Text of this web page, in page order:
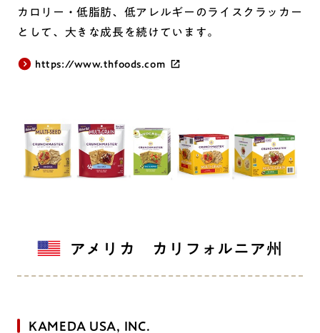
カロリー・低脂肪、低アレルギーのライスクラッカー
として、大きな成長を続けています。
https://www.thfoods.com
アメリカ カリフォルニア州
KAMEDA USA, INC.